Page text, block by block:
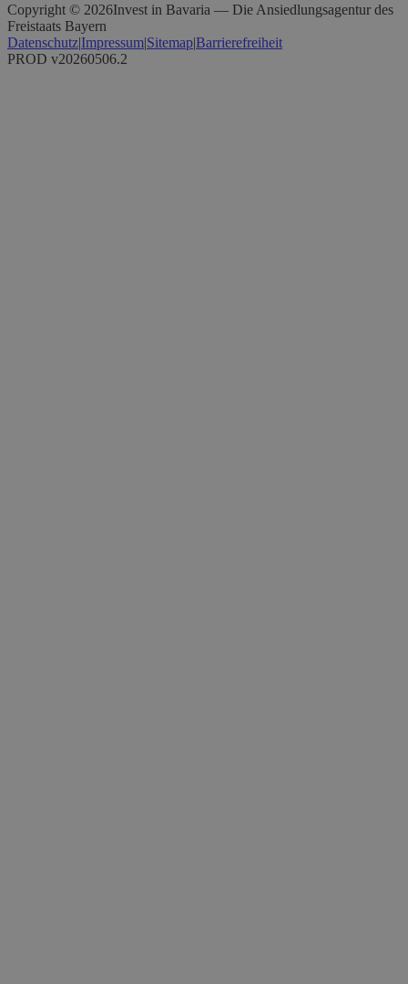
Copyright © 2026Invest in Bavaria — Die Ansiedlungsagentur des
Freistaats Bayern
Datenschutz|Impressum|Sitemap|Barrierefreiheit
PROD v20260506.2